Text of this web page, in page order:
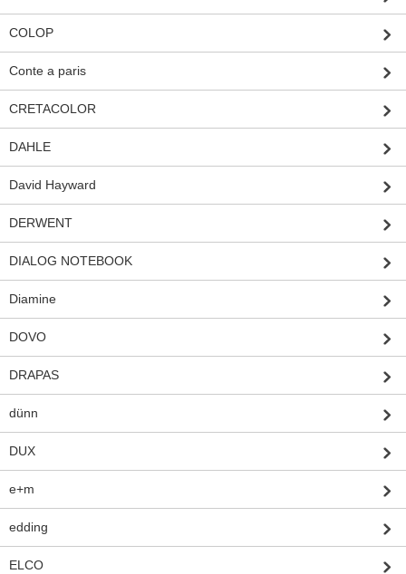
COLOP
Conte a paris
CRETACOLOR
DAHLE
David Hayward
DERWENT
DIALOG NOTEBOOK
Diamine
DOVO
DRAPAS
dünn
DUX
e+m
edding
ELCO